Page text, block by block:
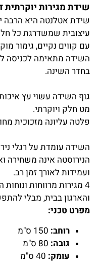
שידת מגירות
שידת אטלנטה היא הרבה
עיצובית שמשדרגת כל
עם קווים נקיים, גימור
השידה מתאימה לכניסה
בחדר השינה.
גוף השידה עשוי עץ
מט חלק ויוקרתי.
פלטה עליונה מזכוכית
השידה עומדת על רגלי
הנירוסטה אינה משחירה
ועמידות לאורך זמן רב.
4 מגירות מרווחות
והארגון בבית, מבלי
מפרט טכני:
רוחב:
גובה:
עומק: